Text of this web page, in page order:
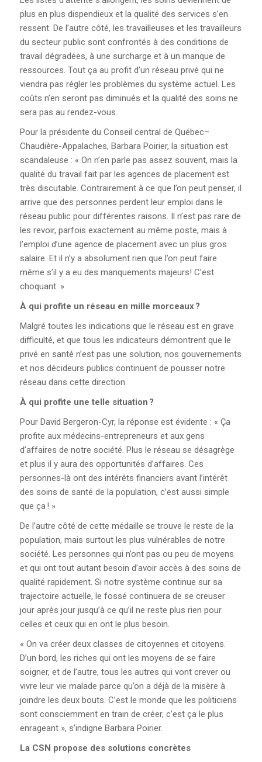
plus en plus dispendieux et la qualité des services s’en
ressent. De l’autre côté, les travailleuses et les travailleurs
du secteur public sont confrontés à des conditions de
travail dégradées, à une surcharge et à un manque de
ressources. Tout ça au profit d’un réseau privé qui ne
viendra pas régler les problèmes du système actuel. Les
coûts n’en seront pas diminués et la qualité des soins ne
sera pas au rendez-vous.
Pour la présidente du Conseil central de Québec–
Chaudière-Appalaches, Barbara Poirier, la situation est
scandaleuse : « On n’en parle pas assez souvent, mais la
qualité du travail fait par les agences de placement est
très discutable. Contrairement à ce que l’on peut penser, il
arrive que des personnes perdent leur emploi dans le
réseau public pour différentes raisons. Il n’est pas rare de
les revoir, parfois exactement au même poste, mais à
l’emploi d’une agence de placement avec un plus gros
salaire. Et il n’y a absolument rien que l’on peut faire
même s’il y a eu des manquements majeurs! C’est
choquant. »
À qui profite un réseau en mille morceaux ?
Malgré toutes les indications que le réseau est en grave
difficulté, et que tous les indicateurs démontrent que le
privé en santé n’est pas une solution, nos gouvernements
et nos décideurs publics continuent de pousser notre
réseau dans cette direction.
À qui profite une telle situation ?
Pour David Bergeron-Cyr, la réponse est évidente : « Ça
profite aux médecins-entrepreneurs et aux gens
d’affaires de notre société. Plus le réseau se désagrège
et plus il y aura des opportunités d’affaires. Ces
personnes-là ont des intérêts financiers avant l’intérêt
des soins de santé de la population, c’est aussi simple
que ça ! »
De l’autre côté de cette médaille se trouve le reste de la
population, mais surtout les plus vulnérables de notre
société. Les personnes qui n’ont pas ou peu de moyens
et qui ont tout autant besoin d’avoir accès à des soins de
qualité rapidement. Si notre système continue sur sa
trajectoire actuelle, le fossé continuera de se creuser
jour après jour jusqu’à ce qu’il ne reste plus rien pour
celles et ceux qui en ont le plus besoin.
« On va créer deux classes de citoyennes et citoyens.
D’un bord, les riches qui ont les moyens de se faire
soigner, et de l’autre, tous les autres qui vont crever ou
vivre leur vie malade parce qu’on a déjà de la misère à
joindre les deux bouts. C’est le monde que les politiciens
sont consciemment en train de créer, c’est ça le plus
enrageant », s’indigne Barbara Poirier.
La CSN propose des solutions concrètes